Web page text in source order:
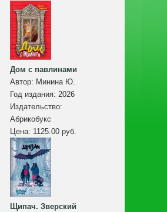
Дом с павлинами
Автор: Минина Ю.
Год издания: 2026
Издательство:
Абрикобукс
Цена: 1125.00 руб.
Щипач. Зверский